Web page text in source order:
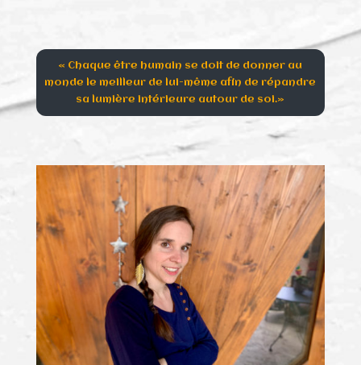
« Chaque être humain se doit de donner au
monde le meilleur de lui-même afin de répandre
sa lumière intérieure autour de soi.»